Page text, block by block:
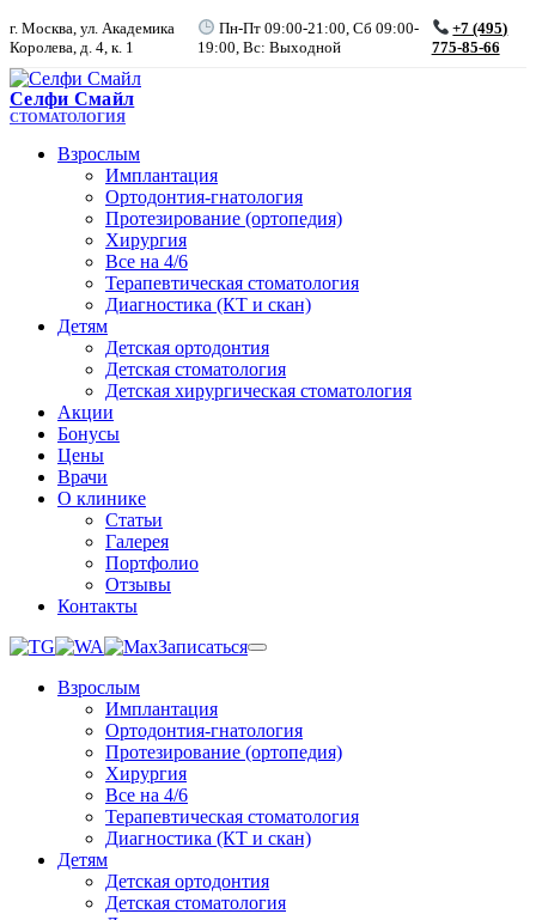
г. Москва, ул. Академика
Королева, д. 4, к. 1
Пн-Пт 09:00-21:00, Сб 09:00-
19:00, Вс: Выходной
+7 (495)
775-85-66
Селфи Смайл
СТОМАТОЛОГИЯ
Взрослым
Имплантация
Ортодонтия-гнатология
Протезирование (ортопедия)
Хирургия
Все на 4/6
Терапевтическая стоматология
Диагностика (КТ и скан)
Детям
Детская ортодонтия
Детская стоматология
Детская хирургическая стоматология
Акции
Бонусы
Цены
Врачи
О клинике
Статьи
Галерея
Портфолио
Отзывы
Контакты
Записаться
Взрослым
Имплантация
Ортодонтия-гнатология
Протезирование (ортопедия)
Хирургия
Все на 4/6
Терапевтическая стоматология
Диагностика (КТ и скан)
Детям
Детская ортодонтия
Детская стоматология